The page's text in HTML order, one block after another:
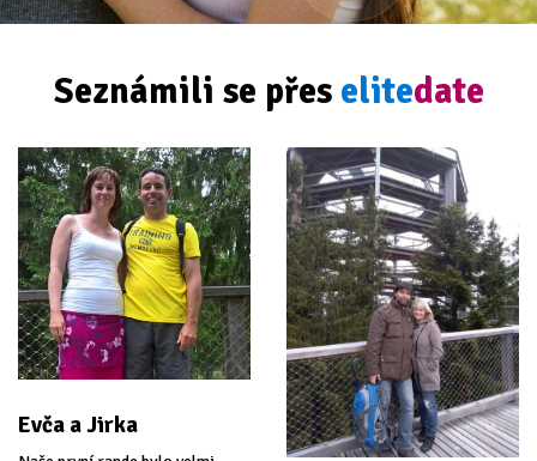
Seznámili se přes elitedate
Evča a Jirka